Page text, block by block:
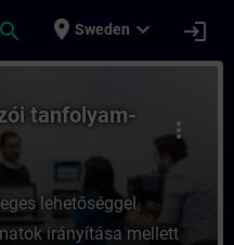
search place Sweden expand_more login
programozói
more_vert
tanfolyam-
lehetőséggel
irányítása mellett